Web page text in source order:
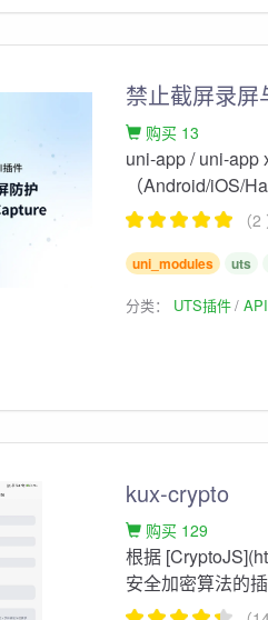
禁止截屏录屏
购买 13
uni-app / uni-app
（Android/iOS/
（
uni_modules uts
分类： UTS插件
kux-crypto
购买 129
根据
安全加密算法的